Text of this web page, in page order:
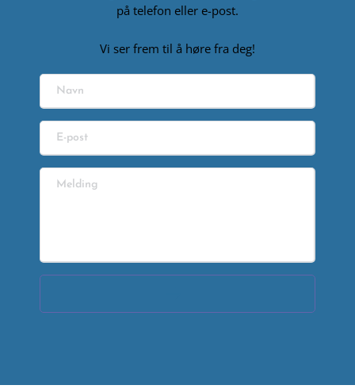
på telefon eller e-post.
Vi ser frem til å høre fra deg!